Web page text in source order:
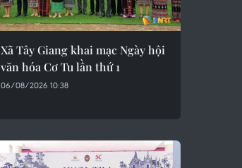
Xã Tây Giang khai mạc Ngày hội
văn hóa Cơ Tu lần thứ 1
06/08/2026 10:38